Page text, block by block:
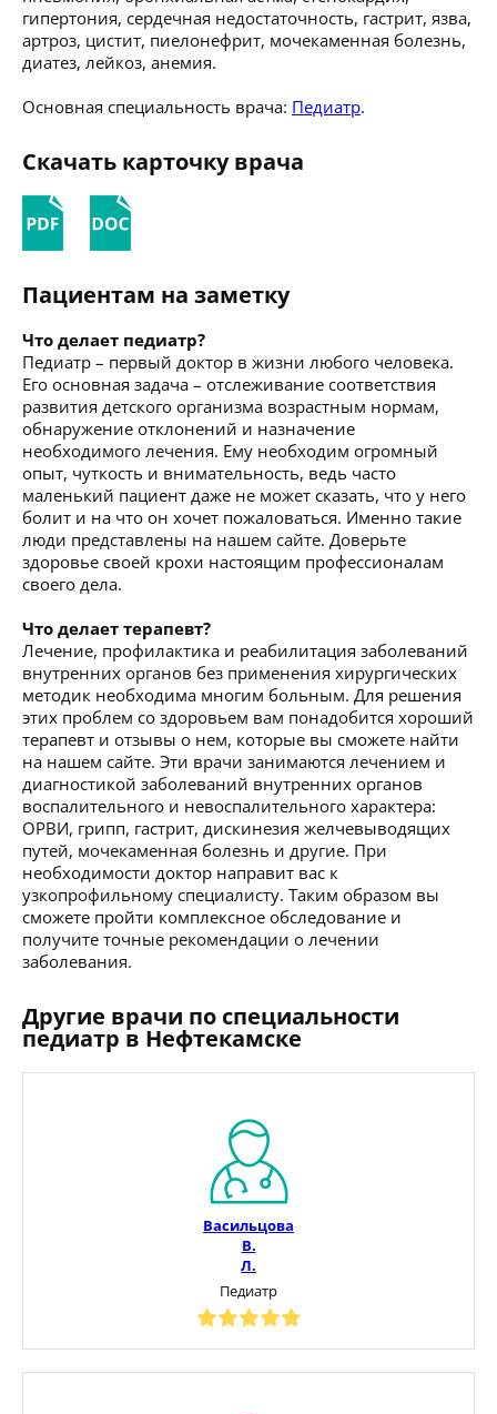
гипертония, сердечная недостаточность, гастрит, язва,
артроз, цистит, пиелонефрит, мочекаменная болезнь,
диатез, лейкоз, анемия.
Основная специальность врача: Педиатр.
Скачать карточку врача
Пациентам на заметку
Что делает педиатр?
Педиатр – первый доктор в жизни любого человека.
Его основная задача – отслеживание соответствия
развития детского организма возрастным нормам,
обнаружение отклонений и назначение
необходимого лечения. Ему необходим огромный
опыт, чуткость и внимательность, ведь часто
маленький пациент даже не может сказать, что у него
болит и на что он хочет пожаловаться. Именно такие
люди представлены на нашем сайте. Доверьте
здоровье своей крохи настоящим профессионалам
своего дела.
Что делает терапевт?
Лечение, профилактика и реабилитация заболеваний
внутренних органов без применения хирургических
методик необходима многим больным. Для решения
этих проблем со здоровьем вам понадобится хороший
терапевт и отзывы о нем, которые вы сможете найти
на нашем сайте. Эти врачи занимаются лечением и
диагностикой заболеваний внутренних органов
воспалительного и невоспалительного характера:
ОРВИ, грипп, гастрит, дискинезия желчевыводящих
путей, мочекаменная болезнь и другие. При
необходимости доктор направит вас к
узкопрофильному специалисту. Таким образом вы
сможете пройти комплексное обследование и
получите точные рекомендации о лечении
заболевания.
Другие врачи по специальности
педиатр в Нефтекамске
Васильцова
В.
Л.
Педиатр